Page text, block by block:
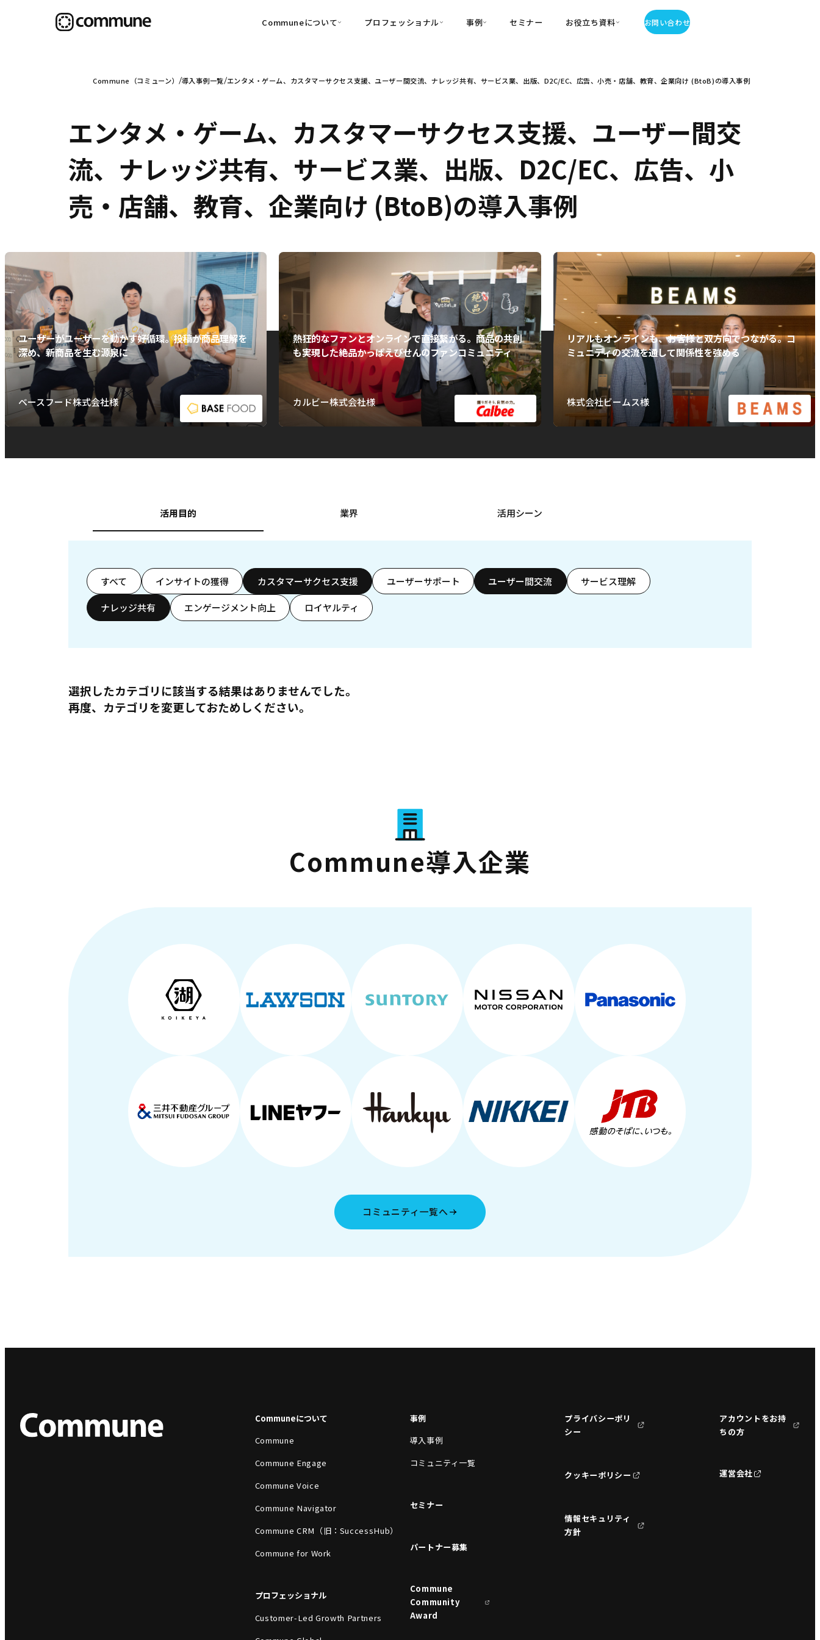
Communeについて
可視化
育成
・Commune Voice ・Commune Navigator
信頼を醸成する信頼起点経営基盤
・Commune CRM（旧：
SuccessHub）
社内コミュニケーションの変革を支援
・Commune for Work
プロフェッショナル
・Customer-Led Growth
事例
導入事例
セミナー お役立ち資料
・お役立ち資料
お問い合わせ
Commune（コミューン） 導入事例一覧 エンタメ・ゲーム、カスタマーサクセス支援、ユーザー間交流、ナレッジ共有、サービス業、出版、D2C/EC、広告、小売・店舗、教育、企業向け (BtoB)の導入事例
エンタメ・ゲーム、カスタマーサクセス支援、ユーザー間交
流、ナレッジ共有、サービス業、出版、D2C/EC、広告、小
売・店舗、教育、企業向け (BtoB)の導入事例
ユーザーがユーザーを動かす好循環。投稿が商品理解を
深め、新商品を生む源泉に
ベースフード株式会社様
熱狂的なファンとオンラインで直接繋がる。商品の共創
も実現した絶品かっぱえびせんのファンコミュニティ
カルビー株式会社様
リアルもオンラインも、お客様と双方向でつながる。コ
ミュニティの交流を通して関係性を強める
株式会社ビームス様
活用目的 業界 活用シーン
すべて インサイトの獲得 カスタマーサクセス支援 ユーザーサポート ユーザー間交流 サービス理解
ナレッジ共有 エンゲージメント向上 ロイヤルティ
選択したカテゴリに該当する結果はありませんでした。
再度、カテゴリを変更しておためしください。
Commune導入企業
コミュニティ一覧へ
Communeについて
Commune
Commune Engage
Commune Voice
Commune Navigator
Commune CRM（旧：SuccessHub）
Commune for Work
プロフェッショナル
Customer-Led Growth Partners
事例
導入事例
コミュニティ一覧
セミナー
パートナー募集
Commune
Community
Award
プライバシーポリ
シー
クッキーポリシー
情報セキュリティ
方針
アカウントをお持
ちの方
運営会社